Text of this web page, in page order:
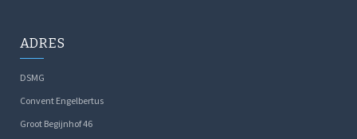
ADRES
DSMG
Convent Engelbertus
Groot Begijnhof 46